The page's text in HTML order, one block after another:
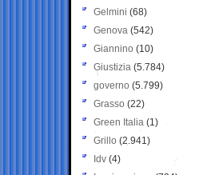
Gelmini (68)
Genova (542)
Giannino (10)
Giustizia (5.784)
governo (5.799)
Grasso (22)
Green Italia (1)
Grillo (2.941)
Idv (4)